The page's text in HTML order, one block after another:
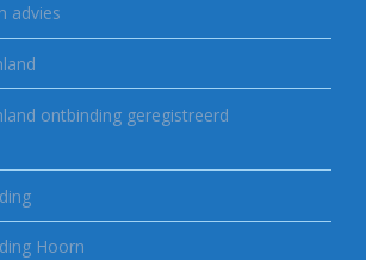
advies
ontbinding geregistreerd
Hoorn